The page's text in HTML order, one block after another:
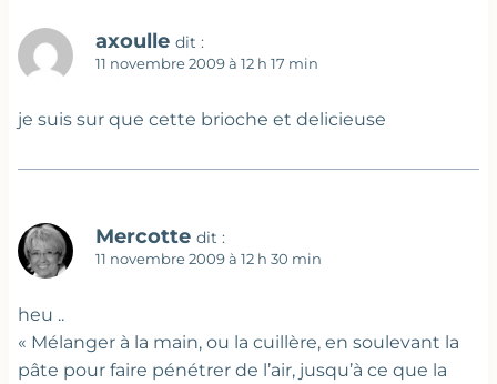
axoulle dit :
11 novembre 2009 à 12 h 17 min
je suis sur que cette brioche et delicieuse
Mercotte dit :
11 novembre 2009 à 12 h 30 min
heu ..
« Mélanger à la main, ou la cuillère, en soulevant la
pâte pour faire pénétrer de l’air, jusqu’à ce que la